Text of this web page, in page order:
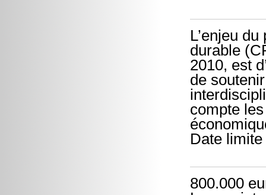
L’enjeu
durable
2010, est
de
compte
Date
800.000